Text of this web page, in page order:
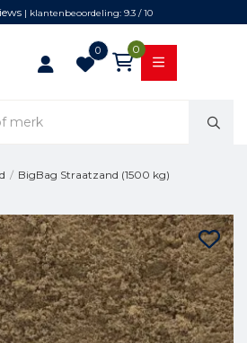
| klantenbeoordeling: 9.3 / 10
0 0
/ BigBag Straatzand (1500 kg)